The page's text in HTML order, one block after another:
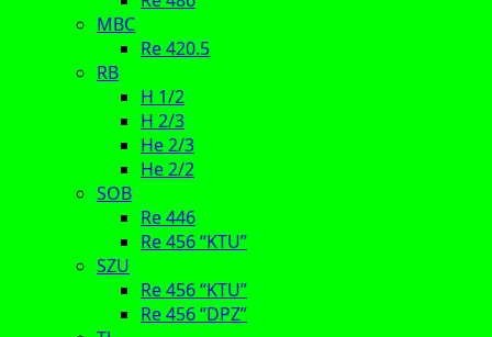
MBC
Re 420.5
RB
H 1/2
H 2/3
He 2/3
He 2/2
SOB
Re 446
Re 456 “KTU”
SZU
Re 456 “KTU”
Re 456 “DPZ”